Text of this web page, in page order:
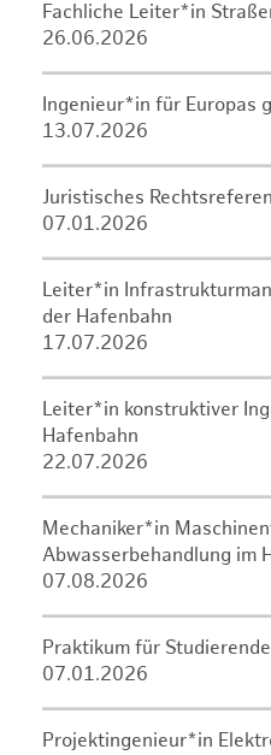
Fachliche Leiter*in
26.06.2026
Ingenieur*in für Europas
13.07.2026
Juristisches
07.01.2026
Leiter*in
der Hafenbahn
17.07.2026
Leiter*in konstruktiver
Hafenbahn
22.07.2026
Mechaniker*in
Abwasserbehandlung im
07.08.2026
Praktikum für Studierende
07.01.2026
Projektingenieur*in